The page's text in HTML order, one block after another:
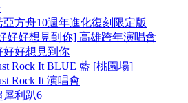
亞方舟10週年進化復刻限定版
好好想見到你] 高雄跨年演唱會
好好想見到你
Rock It BLUE 藍 [桃園場]
Rock It 演唱會
犀利趴6